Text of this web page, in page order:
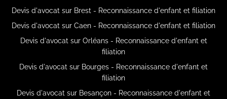
Devis d'avocat sur Brest - Reconnaissance d'enfant et filiation
Devis d'avocat sur Caen - Reconnaissance d'enfant et filiation
Devis d'avocat sur Orléans - Reconnaissance d'enfant et
filiation
Devis d'avocat sur Bourges - Reconnaissance d'enfant et
filiation
Devis d'avocat sur Besançon - Reconnaissance d'enfant et